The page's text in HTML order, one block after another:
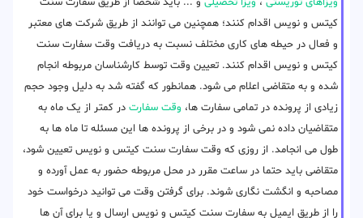
کیتس و نویس اقدام کنند؛ همچنین می توانند از طریق شرکت های معتبر
و فعال در حیطه های کاری مختلف نسبت به دریافت وقت سفارت سنت
کیتس و نویس اقدام کنند. تعیین وقت توسط کارشناسان مربوطه انجام
شده و به متقاضی اعلام می شود. همانطور که گفته شد به دلیل وجود حجم
زیادی از پرونده در تمامی سفارت ها، وقت سفارت در کمتر از یک ماه به
متقاضیان داده نمی شود و در برخی از پرونده ها این مسئله تا ماه ها به
طول می انجامد. از روزی که وقت سفارت سنت کیتس و نویس تعیین شود،
متقاضی باید حتما در ساعت مقرر در محل مربوطه حضور به عمل آورده و
مصاحبه و انگشت نگاری شوند. برای گرفتن وقت می توانید درخواست خود
را از طریق ایمیل به سفارت سنت کیتس و نویس ارسال و یا برای آن ها